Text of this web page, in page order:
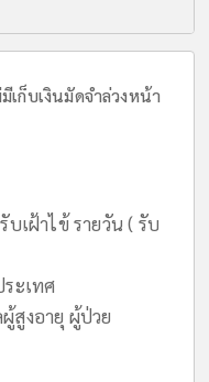
เก็บเงินมัดจำล่วงหน้า
เฝ้าไข้ รายวัน ( รับ
ะเทศ
สูงอายุ ผู้ป่วย